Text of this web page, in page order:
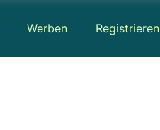
Werben Registrieren